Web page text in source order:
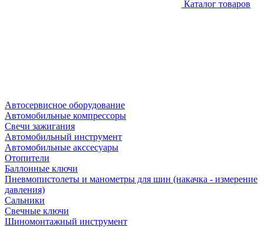
Каталог товаров
Автосервисное оборудование
Автомобильные компрессоры
Свечи зажигания
Автомобильный инструмент
Автомобильные акссесуары
Отопители
Баллонные ключи
Пневмопистолеты и манометры для шин (накачка - измерение
давления)
Сальники
Свечные ключи
Шиномонтажный инструмент